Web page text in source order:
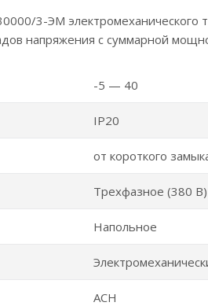
3-ЭМ электромеханического
напряжения с суммарной
-5 — 40
IP20
от короткого
Трехфазное (380 В)
Напольное
АСН